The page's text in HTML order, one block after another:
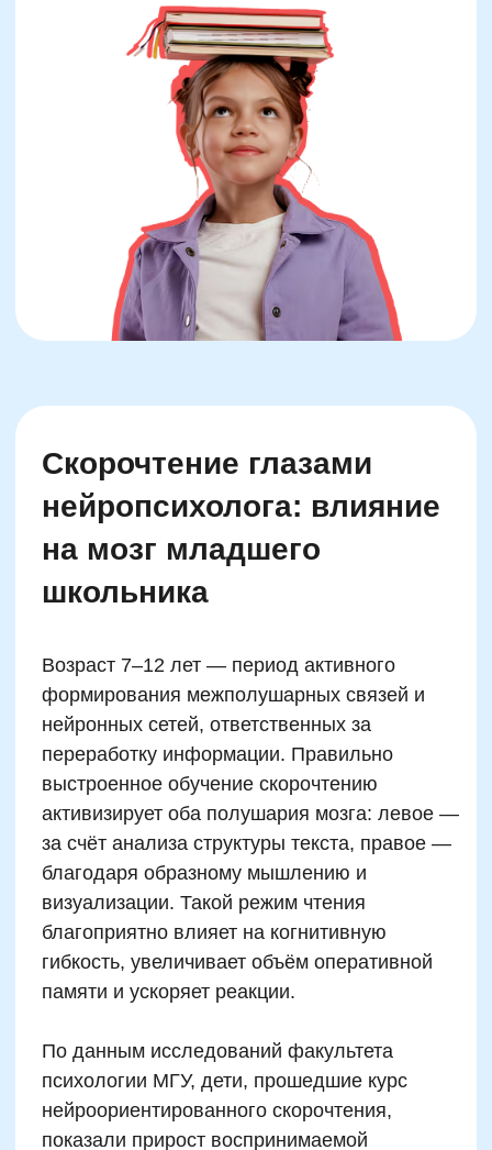
Возраст 7–12 лет — период активного
формирования межполушарных связей и
нейронных сетей, ответственных за
переработку информации. Правильно
выстроенное обучение скорочтению
активизирует оба полушария мозга: левое —
за счёт анализа структуры текста, правое —
благодаря образному мышлению и
визуализации. Такой режим чтения
благоприятно влияет на когнитивную
гибкость, увеличивает объём оперативной
памяти и ускоряет реакции.
По данным исследований факультета
показали прирост воспринимаемой
длительного времени. Это происходит
паттернов чтения: глаза перестают
распознаёт фразы и смыслы целыми
Быстрое чтение = плохое
понимание
Талант к быстрому чтению
грамотно
Читать быстро — значит просто
Скорочтение не нужно
гуманитариям
Правда и вымысел:
разбираем мифы о
скорочтении у детей